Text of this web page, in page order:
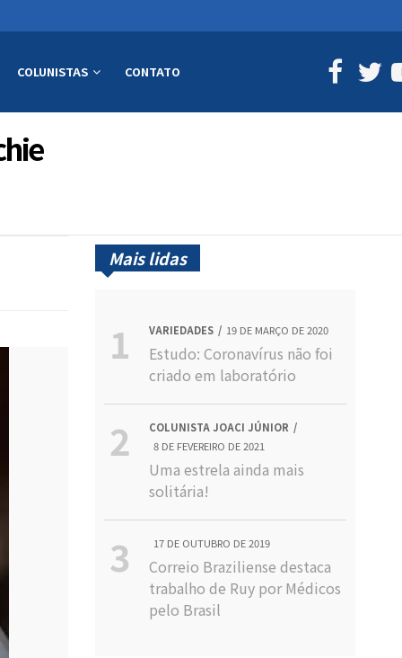
COLUNISTAS CONTATO
Mais lidas
VARIEDADES 19 DE MARÇO DE 2020
Estudo: Coronavírus não foi
criado em laboratório
COLUNISTA JOACI JÚNIOR
8 DE FEVEREIRO DE 2021
Uma estrela ainda mais
solitária!
17 DE OUTUBRO DE 2019
Correio Braziliense destaca
trabalho de Ruy por Médicos
pelo Brasil